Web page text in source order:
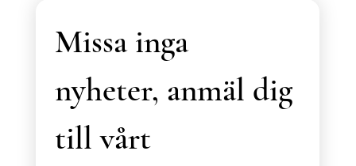
Missa inga
nyheter, anmäl dig
till vårt